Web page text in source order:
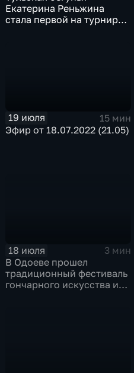
Екатерина Реньжина
стала первой на турнире
19 июля
15 мин
Эфир от 18.07.2022 (21.05)
18 июля
3 мин
В Одоеве прошел
традиционный фестиваль
гончарного искусства и